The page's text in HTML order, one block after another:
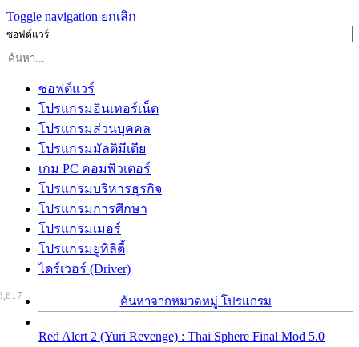
Toggle navigation ยกเลิก
ซอฟต์แวร์
ซอฟต์แวร์
โปรแกรมอินเทอร์เน็ต
โปรแกรมส่วนบุคคล
โปรแกรมมัลติมีเดีย
เกม PC คอมพิวเตอร์
โปรแกรมบริหารธุรกิจ
โปรแกรมการศึกษา
โปรแกรมเมอร์
โปรแกรมยูทิลิตี้
ไดร์เวอร์ (Driver)
ค้นหาจากหมวดหมู่ โปรแกรม
Red Alert 2 (Yuri Revenge) : Thai Sphere Final Mod 5.0